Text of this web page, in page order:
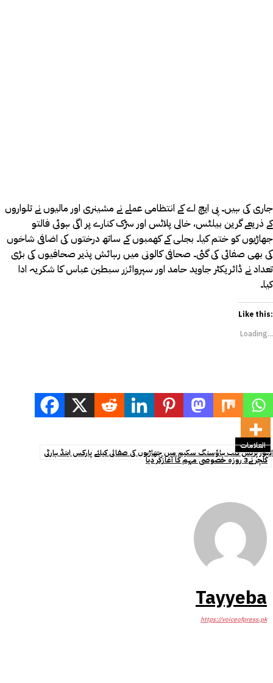
جاری کی ہیں۔ پی ایچ اے کے انتظامی عملے نے مشینری اور مالیوں نے تلواروں
کے ذریعے گرین بیلٹس، خالی پلاٹس اور سڑک کنارے پر اگی ہوئی فالتو
جھاڑیوں کو ختم کیا۔ بجلی کے کھمبوں کے ساتھ درختوں کی اضافی شاخوں
کی بھی صفائی کی گئی۔ صحافی کالونی میں رہائش پذیر صحافیوں کی بڑی
تعداد نے ڈائریکٹر جاوید حامد اور سپروائزر سبطین عباس کا شکریہ ادا
کیا۔
Like this:
Loading...
العلامات
لاہور پریس کلب ہاؤسنگ سکیم میں جھاڑیوں کی صفائی کیلئے پارکس اینڈ ہارٹی
کلچر نے3 روزہ خصوصی مہم کا آغازکر دیا
Tayyeba
https://voiceofpress.pk